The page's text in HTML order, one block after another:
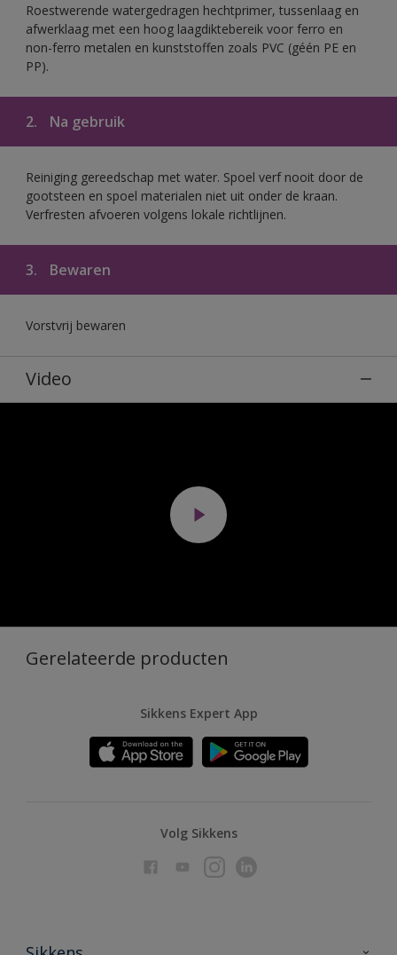
Roestwerende watergedragen hechtprimer, tussenlaag en
afwerklaag met een hoog laagdiktebereik voor ferro en
non-ferro metalen en kunststoffen zoals PVC (géén PE en
PP).
2. Na gebruik
Reiniging gereedschap met water. Spoel verf nooit door de
gootsteen en spoel materialen niet uit onder de kraan.
Verfresten afvoeren volgens lokale richtlijnen.
3. Bewaren
Vorstvrij bewaren
Video
Gerelateerde producten
Sikkens Expert App
Volg Sikkens